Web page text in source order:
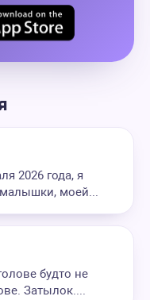
2026 года, я
моей...
будто не
Затылок....